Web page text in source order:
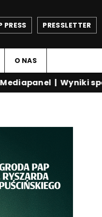
PRESSLETTER
PRESS
O NAS
|Wyniki